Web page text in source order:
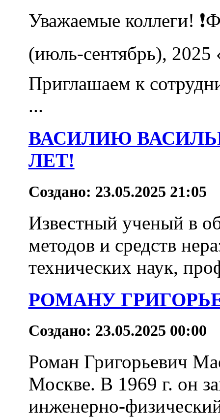
Уважаемые коллеги!
(июль-сентябрь), 2025
Приглашаем к
...
ВАСИЛИЮ
ЛЕТ!
Создано: 23.05.2025 21:05
Известный ученый в
методов и средств
технических наук,
РОМАНУ
Создано: 23.05.2025 00:00
Роман Григорьевич
Москве. В 1969 г. он
инженерно-